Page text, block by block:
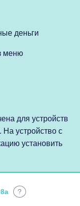
деньги
меню
для устройств
устройство с
установить
?